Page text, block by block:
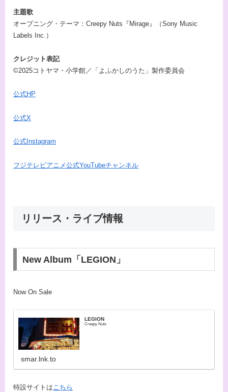
主題歌
オープニング・テーマ：Creepy Nuts『Mirage』（Sony Music
Labels Inc.）
クレジット表記
©2025コトヤマ・小学館／「よふかしのうた」製作委員会
公式HP
公式X
公式Instagram
フジテレビアニメ公式YouTubeチャンネル
リリース・ライブ情報
New Album「LEGION」
Now On Sale
LEGION
Creepy Nuts
smar.lnk.to
特設サイトはこちら